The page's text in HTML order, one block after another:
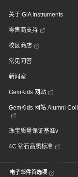
关于 GIA Instruments
零售商支持
校区商店
常见问答
新闻室
GemKids 网站
GemKids 网站 Alumni
珠宝质量保证基准v
4C 钻石品质标准
电子邮件首选项